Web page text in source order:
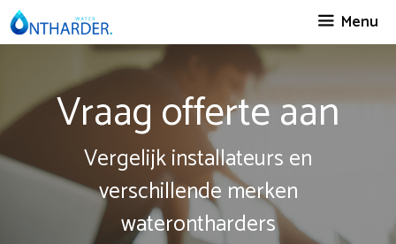
Spring
naar
Menu
Vraag offerte aan
Vergelijk installateurs en
verschillende merken
waterontharders